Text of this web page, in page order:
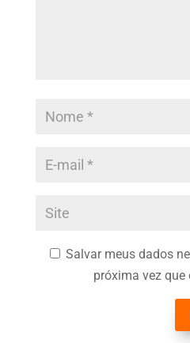
Salvar meus dados
próxima vez que